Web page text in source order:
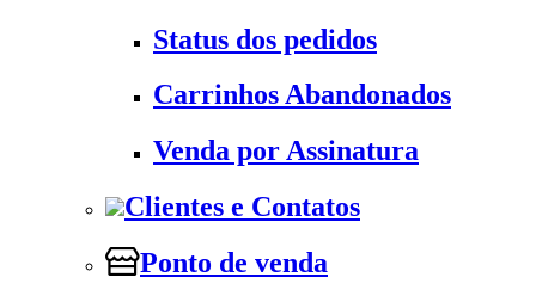
Status dos pedidos
Carrinhos Abandonados
Venda por Assinatura
Clientes e Contatos
Ponto de venda